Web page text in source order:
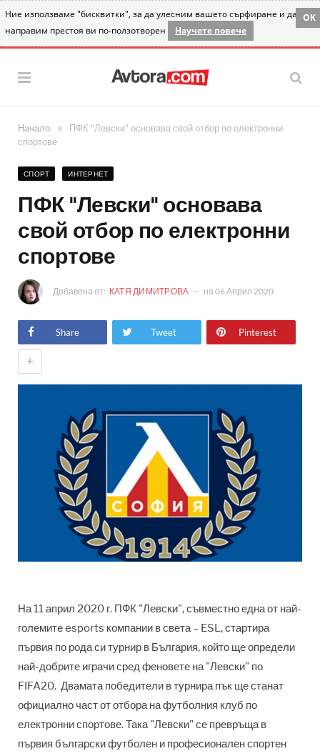
Ние използваме "бисквитки", за да улесним вашето сърфиране и да
направим престоя ви по-ползотворен
Научете повече
OK
Начало »
ПФК "Левски" основава свой отбор по електронни
спортове
СПОРТ ИНТЕРНЕТ
ПФК "Левски" основава
свой отбор по електронни
спортове
Добавена от: КАТЯ ДИМИТРОВА на 06 Април 2020
Share Tweet Pinterest
+
На 11 април 2020 г. ПФК "Левски", съвместно една от най-
големите esports компании в света– ESL, стартира
първия по рода си турнир в България, който ще определи
най-добрите играчи сред феновете на "Левски" по
FIFA20. Двамата победители в турнира пък ще станат
официално част от отбора на футболния клуб по
електронни спортове. Така "Левски" се превръща в
първия български футболен и професионален спортен